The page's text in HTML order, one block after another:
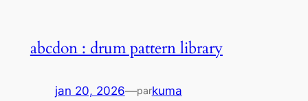
abcdon : drum pattern library
jan 20, 2026—parkuma